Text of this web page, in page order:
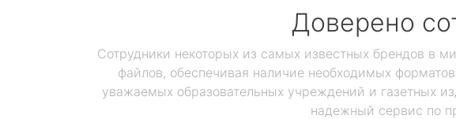
Доверено
Сотрудники некоторых из самых известных брендов в
файлов, обеспечивая наличие необходимых
уважаемых образовательных учреждений и газетных
надежный сервис по